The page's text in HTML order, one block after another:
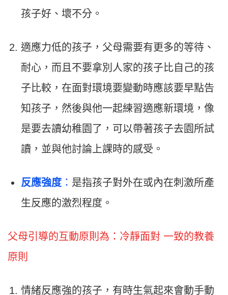
孩子好、壞不分。
適應力低的孩子，父母需要有更多的等待、
耐心，而且不要拿別人家的孩子比自己的孩
子比較，在面對環境要變動時應該要早點告
知孩子，然後與他一起練習適應新環境，像
是要去讀幼稚園了，可以帶著孩子去園所試
讀，並與他討論上課時的感受。
反應強度 ： 是指孩子對外在或內在刺激所產
生反應的激烈程度。
父母引導的互動原則為：冷靜面對 一致的教養
原則
情緒反應強的孩子，有時生氣起來會動手動